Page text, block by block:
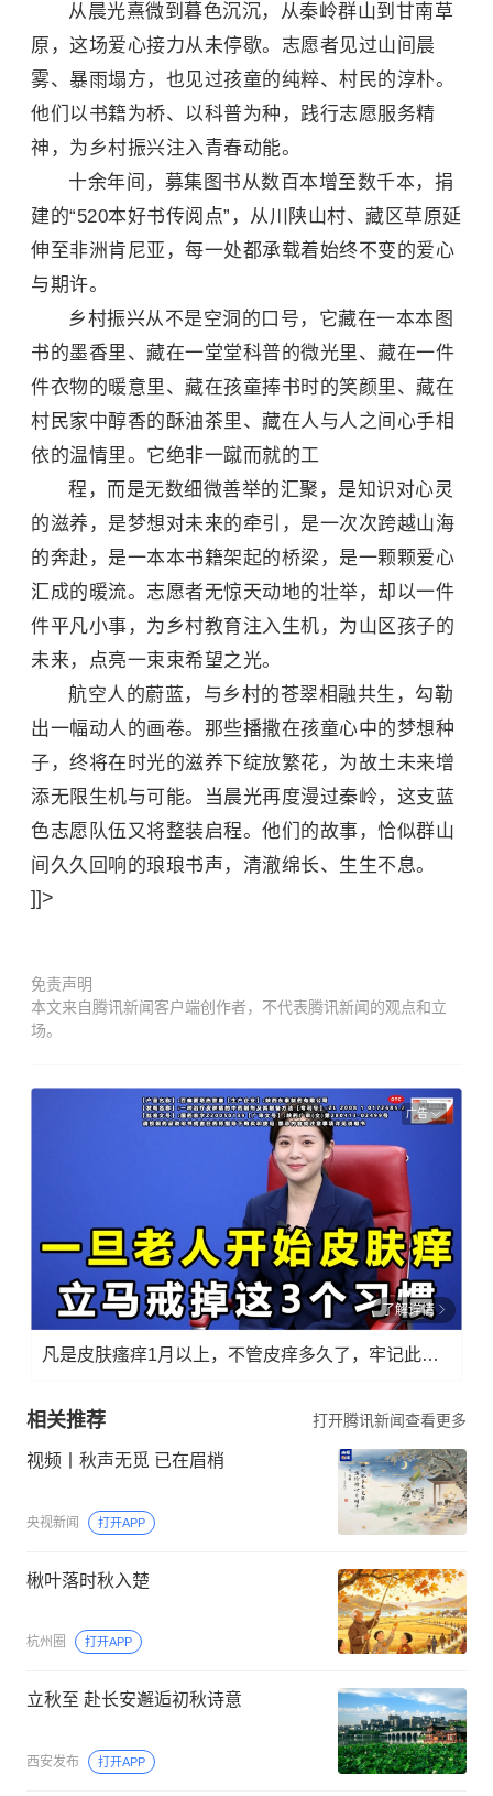
从晨光熹微到暮色沉沉，从秦岭群山到甘南草
原，这场爱心接力从未停歇。志愿者见过山间晨
雾、暴雨塌方，也见过孩童的纯粹、村民的淳朴。
他们以书籍为桥、以科普为种，践行志愿服务精
神，为乡村振兴注入青春动能。
十余年间，募集图书从数百本增至数千本，捐
建的“520本好书传阅点”，从川陕山村、藏区草原延
伸至非洲肯尼亚，每一处都承载着始终不变的爱心
与期许。
乡村振兴从不是空洞的口号，它藏在一本本图
书的墨香里、藏在一堂堂科普的微光里、藏在一件
件衣物的暖意里、藏在孩童捧书时的笑颜里、藏在
村民家中醇香的酥油茶里、藏在人与人之间心手相
依的温情里。它绝非一蹴而就的工
程，而是无数细微善举的汇聚，是知识对心灵
的滋养，是梦想对未来的牵引，是一次次跨越山海
的奔赴，是一本本书籍架起的桥梁，是一颗颗爱心
汇成的暖流。志愿者无惊天动地的壮举，却以一件
件平凡小事，为乡村教育注入生机，为山区孩子的
未来，点亮一束束希望之光。
航空人的蔚蓝，与乡村的苍翠相融共生，勾勒
出一幅动人的画卷。那些播撒在孩童心中的梦想种
子，终将在时光的滋养下绽放繁花，为故土未来增
添无限生机与可能。当晨光再度漫过秦岭，这支蓝
色志愿队伍又将整装启程。他们的故事，恰似群山
间久久回响的琅琅书声，清澈绵长、生生不息。
]]>
免责声明
本文来自腾讯新闻客户端创作者，不代表腾讯新闻的观点和立
场。
广告
了解详情
凡是皮肤瘙痒1月以上，不管皮痒多久了，牢记此法，快！准！狠！
相关推荐 打开腾讯新闻查看更多
视频丨秋声无觅 已在眉梢
央视新闻 打开APP
楸叶落时秋入楚
杭州圈 打开APP
立秋至 赴长安邂逅初秋诗意
西安发布 打开APP